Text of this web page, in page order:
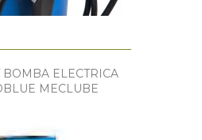
BOMBA ELECTRICA
MECLUBE